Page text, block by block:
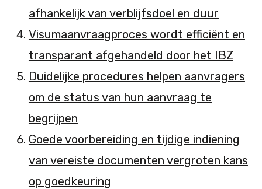
afhankelijk van verblijfsdoel en duur
Visumaanvraagproces wordt efficiënt en
transparant afgehandeld door het IBZ
Duidelijke procedures helpen aanvragers
om de status van hun aanvraag te
begrijpen
Goede voorbereiding en tijdige indiening
van vereiste documenten vergroten kans
op goedkeuring